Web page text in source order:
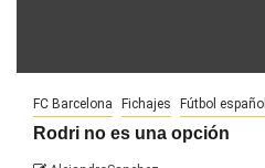
FC Barcelona Fichajes Fútbol español
Rodri no es una opción